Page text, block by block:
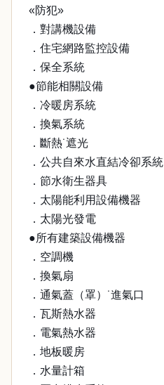
«防犯»
．對講機設備
．住宅網路監控設備
．保全系統
●節能相關設備
．冷暖房系統
．換氣系統
．斷熱˙遮光
．公共自來水直結冷卻系統
．節水衛生器具
．太陽能利用設備機器
．太陽光發電
●所有建築設備機器
．空調機
．換氣扇
．通氣蓋（罩）˙進氣口
．瓦斯熱水器
．電氣熱水器
．地板暖房
．水量計箱